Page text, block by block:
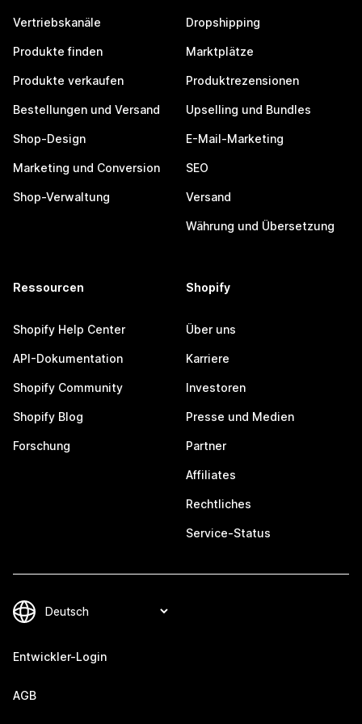
Vertriebskanäle
Produkte finden
Produkte verkaufen
Bestellungen und Versand
Shop-Design
Marketing und Conversion
Shop-Verwaltung
Dropshipping
Marktplätze
Produktrezensionen
Upselling und Bundles
E-Mail-Marketing
SEO
Versand
Währung und Übersetzung
Ressourcen
Shopify Help Center
API-Dokumentation
Shopify Community
Shopify Blog
Forschung
Shopify
Über uns
Karriere
Investoren
Presse und Medien
Partner
Affiliates
Rechtliches
Service-Status
Entwickler-Login
AGB